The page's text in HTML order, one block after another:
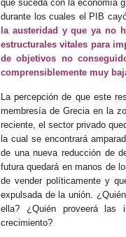
que suceda con la economía
durante los cuales el PIB
la austeridad y que ya no
estructurales vitales para
de objetivos no
comprensiblemente muy
La percepción de que este
membresía de Grecia en la
reciente, el sector privado
la cual se encontrará
de una nueva reducción de
futura quedará en manos de
de vender políticamente y
expulsada de la unión.
ella? ¿Quién proveerá las
crecimiento?